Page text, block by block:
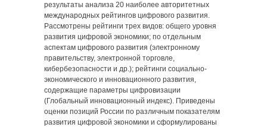
результаты анализа 20 наиболее авторитетных
международных рейтингов цифрового развития.
Рассмотрены рейтинги трех видов: общего уровня
развития цифровой экономики; по отдельным
аспектам цифрового развития (электронному
правительству, электронной торговле,
кибербезопасности и др.); рейтинги социально-
экономического и инновационного развития,
содержащие параметры цифровизации
(Глобальный инновационный индекс). Приведены
оценки позиций России по различным показателям
развития цифровой экономики и сформулированы